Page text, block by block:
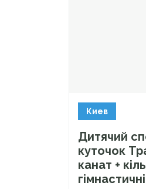
Киев
Дитячий
куточок
канат +
гімнастичні